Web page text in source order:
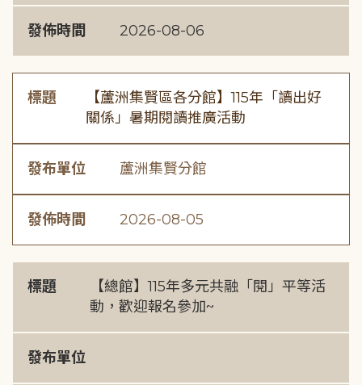
發佈時間 2026-08-06
標題
【蘆洲集賢區各分館】115年「讀出好
關係」暑期閱讀推廣活動
發布單位 蘆洲集賢分館
發佈時間 2026-08-05
標題
【總館】115年多元共融「閱」平等活
動，歡迎報名參加~
發布單位